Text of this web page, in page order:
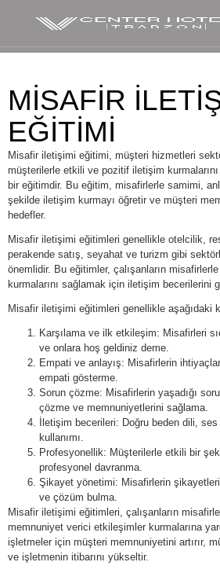
MİSAFİR
EĞİTİMİ
Misafir iletişimi eğitimi, müşteri hizmetleri
müşterilerle etkili ve pozitif iletişim
bir eğitimdir. Bu eğitim, misafirlerle samimi,
şekilde iletişim kurmayı öğretir ve müşteri
hedefler.
Misafir iletişimi eğitimleri genellikle otelcilik,
perakende satış, seyahat ve turizm gibi
önemlidir. Bu eğitimler, çalışanların
kurmalarını sağlamak için iletişim becerilerini
Misafir iletişimi eğitimleri genellikle aşağıdaki
Karşılama ve ilk etkileşim: Misafirleri
ve onlara hoş geldiniz deme.
Empati ve anlayış: Misafirlerin
empati gösterme.
Sorun çözme: Misafirlerin yaşadığı
çözme ve memnuniyetlerini sağlama.
İletişim becerileri: Doğru beden dili,
kullanımı.
Profesyonellik: Müşterilerle etkili bir
profesyonel davranma.
Şikayet yönetimi: Misafirlerin
ve çözüm bulma.
Misafir iletişimi eğitimleri, çalışanların
memnuniyet verici etkileşimler kurmalarına
işletmeler için müşteri memnuniyetini artırır,
ve işletmenin itibarını yükseltir.